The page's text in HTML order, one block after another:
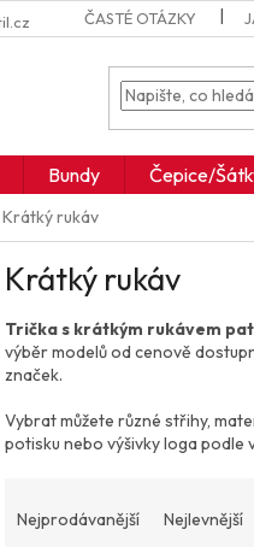
ČASTÉ OTÁZKY
Bundy Čepice/
Krátký rukáv
Krátký rukáv
Trička s krátkým rukávem
výběr modelů od cenově
značek.
Vybrat můžete různé střihy,
potisku nebo výšivky loga podle
aNejprodávanější Nejlevnější